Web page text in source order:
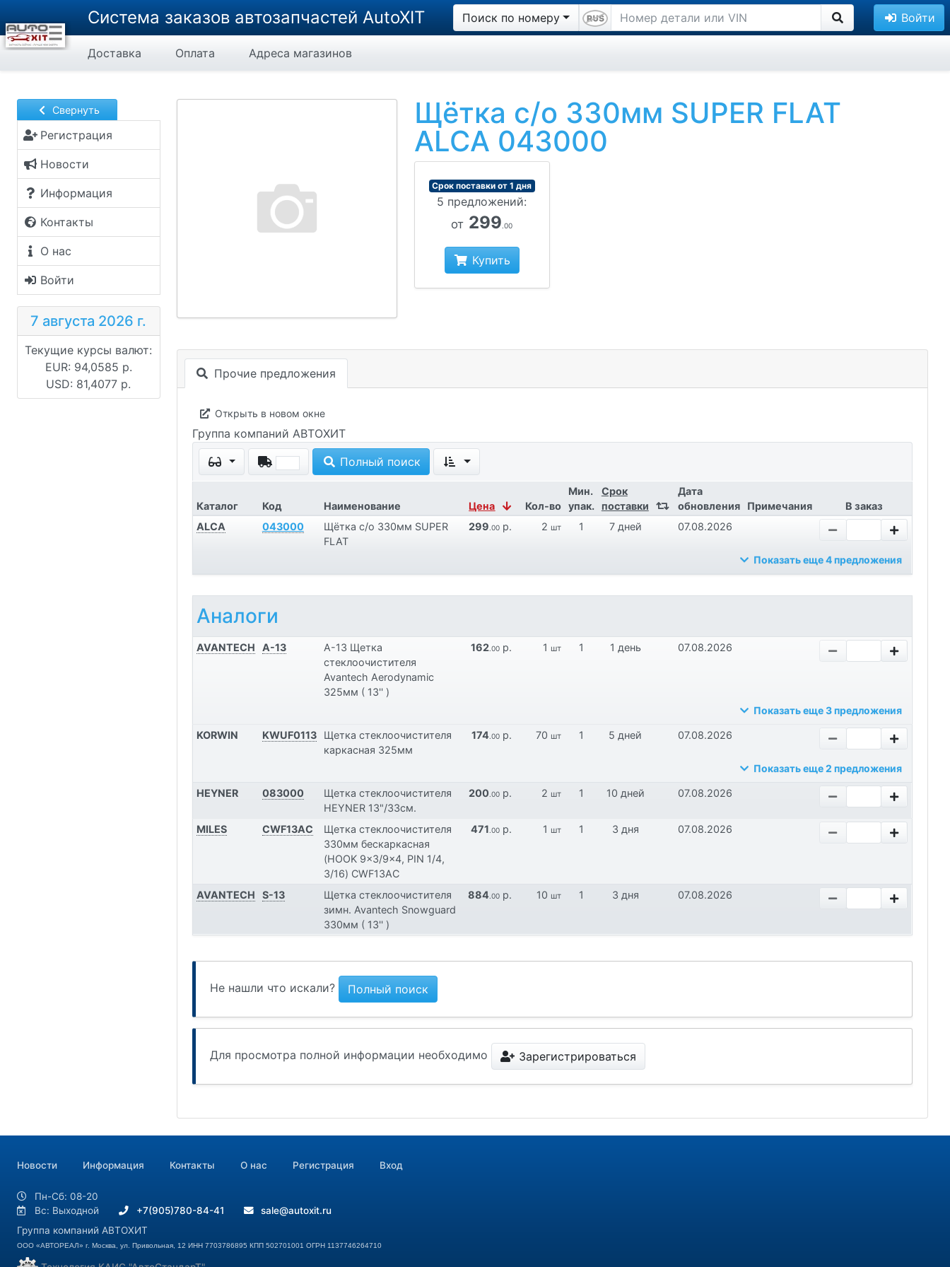
Группа компаний АВТОХИТСистема заказов автозапчастей AutoXIT Поиск по номеру Войти
Доставка Оплата Адреса магазинов
Свернуть
Регистрация
Новости
Информация
Контакты
О нас
Войти
7 августа 2026 г.
Текущие курсы валют:
EUR: 94,0585 р.
USD: 81,4077 р.
Щётка с/о 330мм SUPER FLAT
ALCA 043000
Срок поставки от 1 дня
5 предложений:
от 299 .00
Купить
Прочие предложения
Открыть в новом окне
Новости Информация Контакты О нас Регистрация Вход
Пн-Сб: 08-20
Вс: Выходной
+7(905)780-84-41
sale@autoxit.ru
Группа компаний АВТОХИТ
ООО «АВТОРЕАЛ» г. Москва, ул. Привольная, 12 ИНН 7703786895 КПП 502701001 ОГРН 1137746264710